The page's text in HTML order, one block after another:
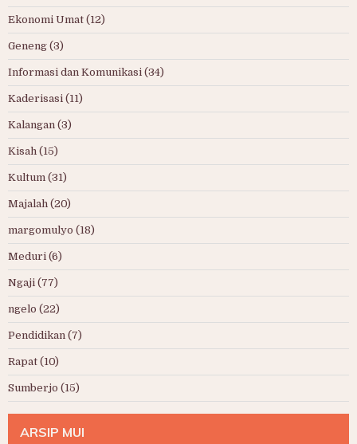
Ekonomi Umat (12)
Geneng (3)
Informasi dan Komunikasi (34)
Kaderisasi (11)
Kalangan (3)
Kisah (15)
Kultum (31)
Majalah (20)
margomulyo (18)
Meduri (6)
Ngaji (77)
ngelo (22)
Pendidikan (7)
Rapat (10)
Sumberjo (15)
ARSIP MUI